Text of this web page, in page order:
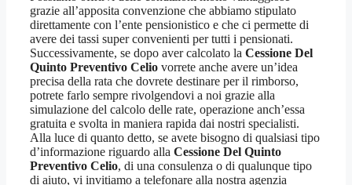
grazie all’apposita convenzione che abbiamo stipulato
direttamente con l’ente pensionistico e che ci permette di
avere dei tassi super convenienti per tutti i pensionati.
Successivamente, se dopo aver calcolato la Cessione Del
Quinto Preventivo Celio vorrete anche avere un’idea
precisa della rata che dovrete destinare per il rimborso,
potrete farlo sempre rivolgendovi a noi grazie alla
simulazione del calcolo delle rate, operazione anch’essa
gratuita e svolta in maniera rapida dai nostri specialisti.
Alla luce di quanto detto, se avete bisogno di qualsiasi tipo
d’informazione riguardo alla Cessione Del Quinto
Preventivo Celio, di una consulenza o di qualunque tipo
di aiuto, vi invitiamo a telefonare alla nostra agenzia